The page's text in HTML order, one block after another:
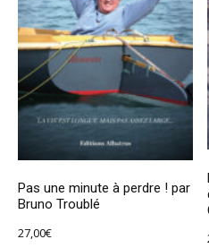
Pas une minute à perdre ! par
Bruno Troublé
27,00€